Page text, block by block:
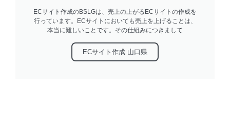
ECサイト作成のBSLGは、売上の上がるECサイトの作成を
行っています。ECサイトにおいても売上を上げることは、
本当に難しいことです。その仕組みにつきまして
ECサイト作成 山口県